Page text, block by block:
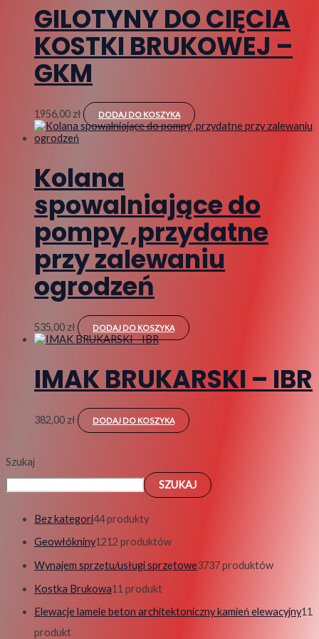
GILOTYNY DO CIĘCIA
KOSTKI BRUKOWEJ –
GKM
1956,00 zł DODAJ DO KOSZYKA
Kolana
spowalniające do
pompy ,przydatne
przy zalewaniu
ogrodzeń
535,00 zł DODAJ DO KOSZYKA
IMAK BRUKARSKI – IBR
382,00 zł DODAJ DO KOSZYKA
Szukaj
SZUKAJ
Bez kategori44 produkty
Geowłókniny1212 produktów
Wynajem sprzętu/usługi sprzętowe3737 produktów
Kostka Brukowa1 1 produkt
Elewacje lamele beton architektoniczny kamień elewacyjny11
produkt